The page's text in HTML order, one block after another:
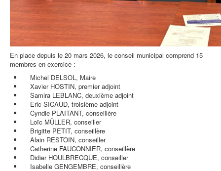
En place depuis le 20 mars 2026, le conseil municipal comprend 15
membres en exercice :
Michel DELSOL, Maire
Xavier HOSTIN, premier adjoint
Samira LEBLANC, deuxième adjoint
Eric SICAUD, troisième adjoint
Cyndie PLAITANT, conseillère
Loïc MÜLLER, conseiller
Brigitte PETIT, conseillère
Alain RESTOIN, conseiller
Catherine FAUCONNIER, conseillère
Didier HOULBRECQUE, conseiller
Isabelle GENGEMBRE, conseillère